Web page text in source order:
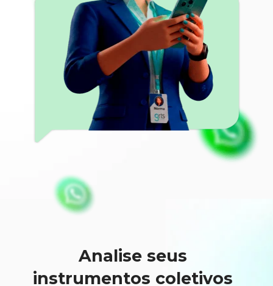
Analise seus
instrumentos coletivos